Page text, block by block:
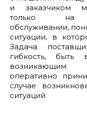
и заказчиком
только на
обслуживании,
ситуации, в
Задача
гибкость, быть
возникающим
оперативно
случае
ситуаций.